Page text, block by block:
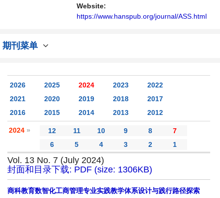
讨论社会科学领域内不同方向问题与发展的交
流平台。
Website:
https://www.hanspub.org/journal/ASS.html
期刊菜单
2026 2025 2024 2023
2022
2021
2020 2019 2018
2017
2016
2015 2014 2013 2012
2024 » 12 11 10 9 8
7
6
5 4 3 2 1
Vol. 13 No. 7 (July 2024)
封面和目录下载: PDF (size: 1306KB)
商科教育数智化工商管理专业实践教学体系设计与践行路径探索